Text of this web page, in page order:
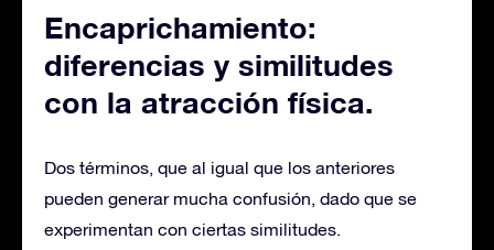
Encaprichamiento:
diferencias y similitudes
con la atracción física.
Dos términos, que al igual que los anteriores
pueden generar mucha confusión, dado que se
experimentan con ciertas similitudes.